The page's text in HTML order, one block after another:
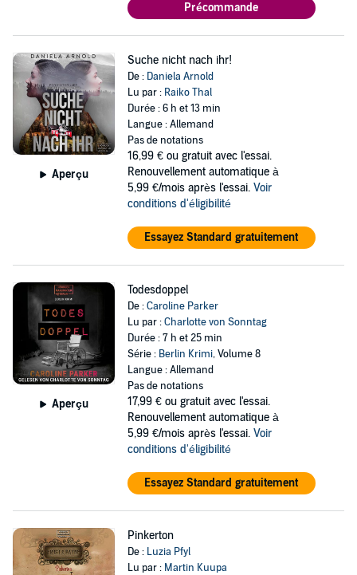
Précommande
Aperçu
Suche nicht nach ihr!
De : Daniela Arnold
Lu par : Raiko Thal
Durée : 6 h et 13 min
Langue : Allemand
Pas de notations
16,99 € ou gratuit avec l'essai.
Renouvellement automatique à
5,99 €/mois après l'essai. Voir
conditions d'éligibilité
Essayez Standard gratuitement
Aperçu
Todesdoppel
De :Caroline Parker
Lu par :Charlotte von Sonntag
Durée : 7 h et 25 min
Série : Berlin Krimi, Volume 8
Langue : Allemand
Pas de notations
17,99 € ou gratuit avec l'essai.
Renouvellement automatique à
5,99 €/mois après l'essai. Voir
conditions d'éligibilité
Essayez Standard gratuitement
Pinkerton
De : Luzia Pfyl
Lu par : Martin Kuupa